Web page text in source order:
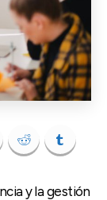
y la gestión